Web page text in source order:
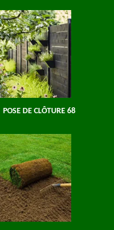
POSE DE CLÔTURE 68